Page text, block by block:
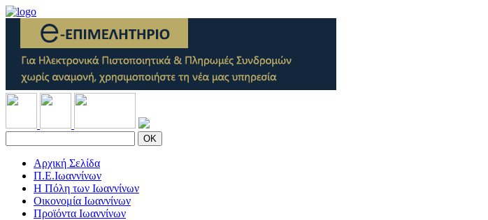
OK
Αρχική Σελίδα
Π.Ε.Ιωαννίνων
Η Πόλη των Ιωαννίνων
Οικονομία Ιωαννίνων
Προϊόντα Ιωαννίνων